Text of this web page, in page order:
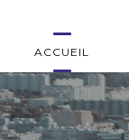
ACCUEIL